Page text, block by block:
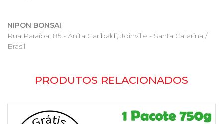
NIPON BONSAI
Rua Paraíba, 85 - Anita Garibaldi, Joinville - Santa Catarina /
Brasil
PRODUTOS RELACIONADOS